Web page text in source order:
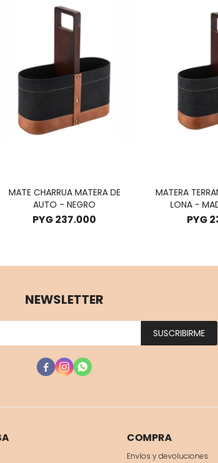
MATE CHARRUA MATERA DE
AUTO - NEGRO
PYG 237.000
MATERA
LONA -
PYG
COMPRA
Envíos y devoluciones
NEWSLETTER
SUSCRIBIRME
  